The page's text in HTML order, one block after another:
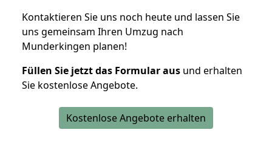
Kontaktieren Sie uns noch heute und lassen Sie
uns gemeinsam Ihren Umzug nach
Munderkingen planen!
Füllen Sie jetzt das Formular aus und erhalten
Sie kostenlose Angebote.
Kostenlose Angebote erhalten